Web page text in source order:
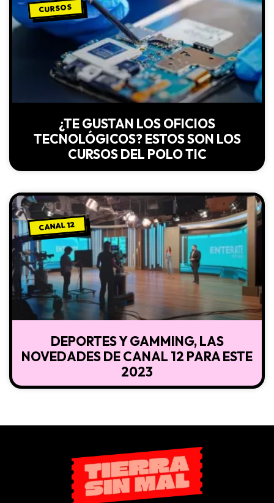
CURSOS
¿TE GUSTAN LOS OFICIOS
TECNOLÓGICOS? ESTOS SON LOS
CURSOS DEL POLO TIC
CANAL 12
DEPORTES Y GAMMING, LAS
NOVEDADES DE CANAL 12 PARA ESTE
2023